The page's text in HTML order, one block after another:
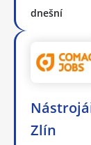
dnešní
Zlín